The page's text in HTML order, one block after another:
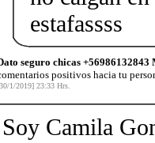
estafassss
seguro chicas +56986132843
positivos hacia tu
1/2019] 23:33 Hrs.
Camila